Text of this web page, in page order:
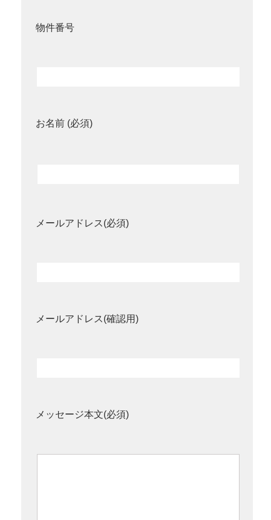
物件番号
お名前 (必須)
メールアドレス(必須)
メールアドレス(確認用)
メッセージ本文(必須)